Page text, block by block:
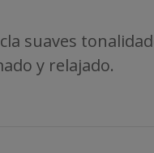
suaves
y relajado.